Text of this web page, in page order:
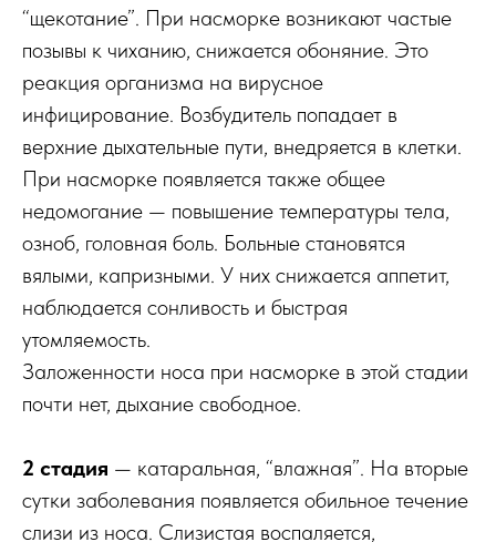
“щекотание”. При насморке возникают частые
позывы к чиханию, снижается обоняние. Это
реакция организма на вирусное
инфицирование. Возбудитель попадает в
верхние дыхательные пути, внедряется в клетки.
При насморке появляется также общее
недомогание — повышение температуры тела,
озноб, головная боль. Больные становятся
вялыми, капризными. У них снижается аппетит,
наблюдается сонливость и быстрая
утомляемость.
Заложенности носа при насморке в этой стадии
почти нет, дыхание свободное.
2 стадия — катаральная, “влажная”. На вторые
сутки заболевания появляется обильное течение
слизи из носа. Слизистая воспаляется,